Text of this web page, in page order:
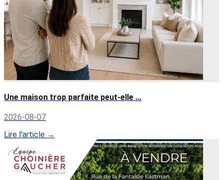
Une maison trop parfaite peut-elle ...
2026-08-07
Lire l'article →